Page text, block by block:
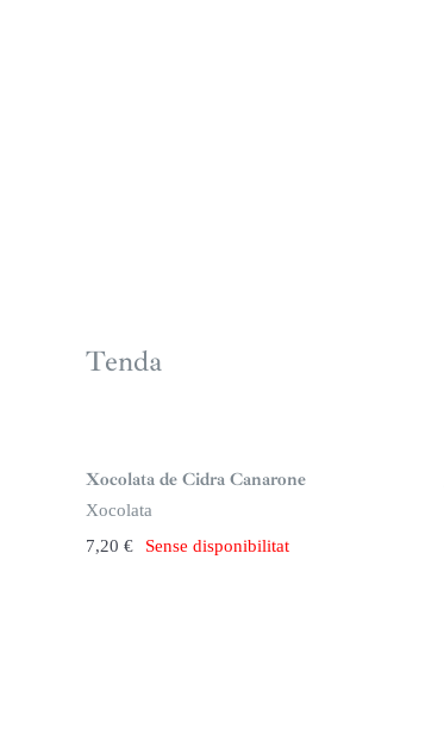
Tenda
n
s
t
o
k
Xocolata de Cidra Canarone
Xocolata
7,20 € Sense disponibilitat